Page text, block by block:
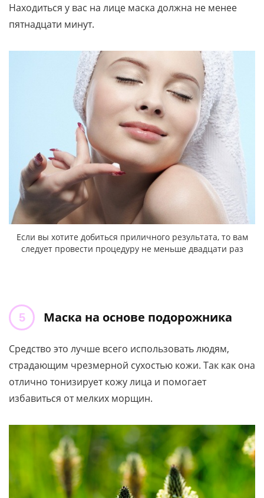
Находиться у вас на лице маска должна не менее
пятнадцати минут.
Если вы хотите добиться приличного результата, то вам
следует провести процедуру не меньше двадцати раз
Маска на основе подорожника
Средство это лучше всего использовать людям,
страдающим чрезмерной сухостью кожи. Так как она
отлично тонизирует кожу лица и помогает
избавиться от мелких морщин.